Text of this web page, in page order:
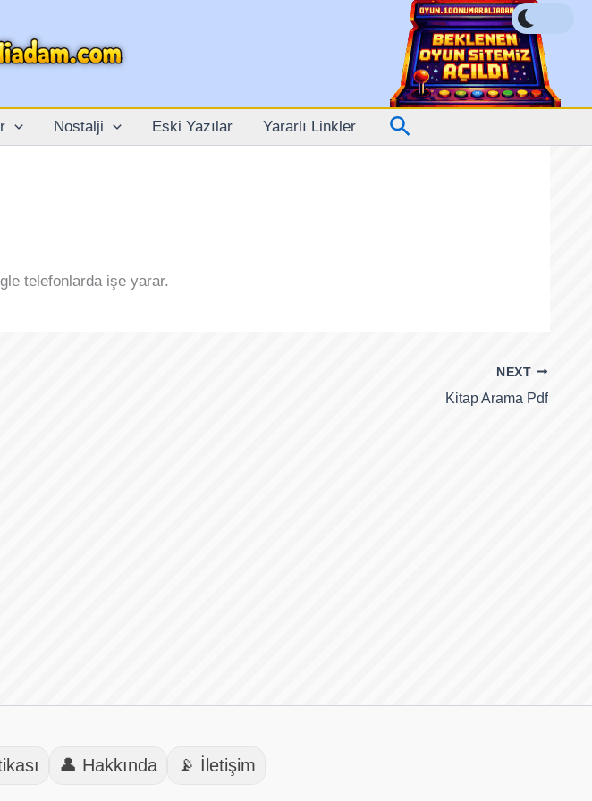
Nostalji Eski Yazılar Yararlı Linkler Arama
telefonlarda işe yarar.
NEXT
Kitap Arama Pdf
👤 Hakkında 📡 İletişim